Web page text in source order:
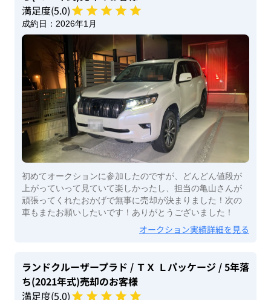
満足度(5.0)
成約日： 2026年1月
初めてオークションに参加したのですが、どんどん値段が
上がっていって見ていて楽しかったし、担当の亀山さんが
頑張ってくれたおかげで無事に売却が決まりました！次の
車もまたお願いしたいです！ありがとうございました！
オークション実績詳細を見る
ランドクルーザープラド / ＴＸ Ｌパッケージ / 5年落
ち(2021年式)売却のお客様
満足度(5.0)